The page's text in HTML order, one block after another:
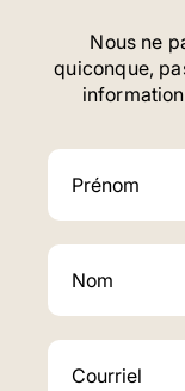
Nous ne
quiconque,